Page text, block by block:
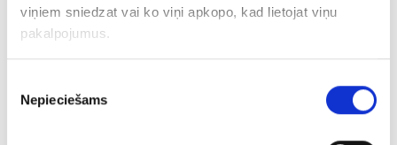
viņiem sniedzat vai ko viņi apkopo, kad lietojat viņu
pakalpojumus.
izvēle
Nepieciešams